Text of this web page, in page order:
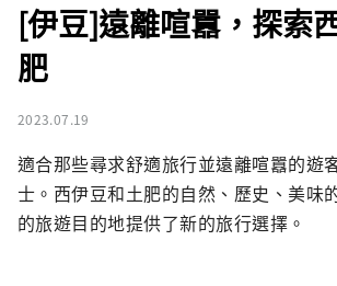
[伊豆]遠離喧囂，探索
肥
2023.07.19
適合那些尋求舒適旅行並遠離喧囂的遊
士。西伊豆和土肥的自然、歷史、美味
的旅遊目的地提供了新的旅行選擇。